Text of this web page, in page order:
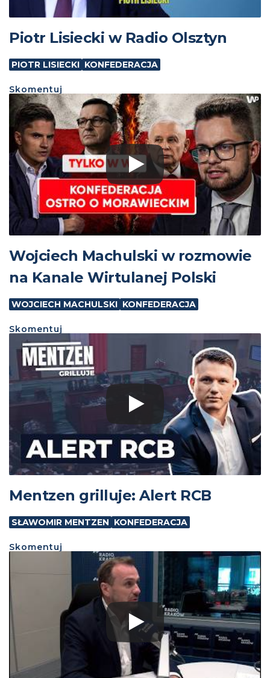
Piotr Lisiecki w Radio Olsztyn
PIOTR LISIECKI KONFEDERACJA
Skomentuj
Wojciech Machulski w rozmowie
na Kanale Wirtulanej Polski
WOJCIECH MACHULSKI KONFEDERACJA
Skomentuj
Mentzen grilluje: Alert RCB
SŁAWOMIR MENTZEN KONFEDERACJA
Skomentuj